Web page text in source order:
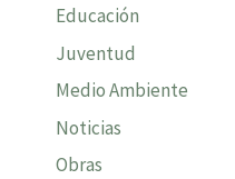
Educación
Juventud
Medio Ambiente
Noticias
Obras